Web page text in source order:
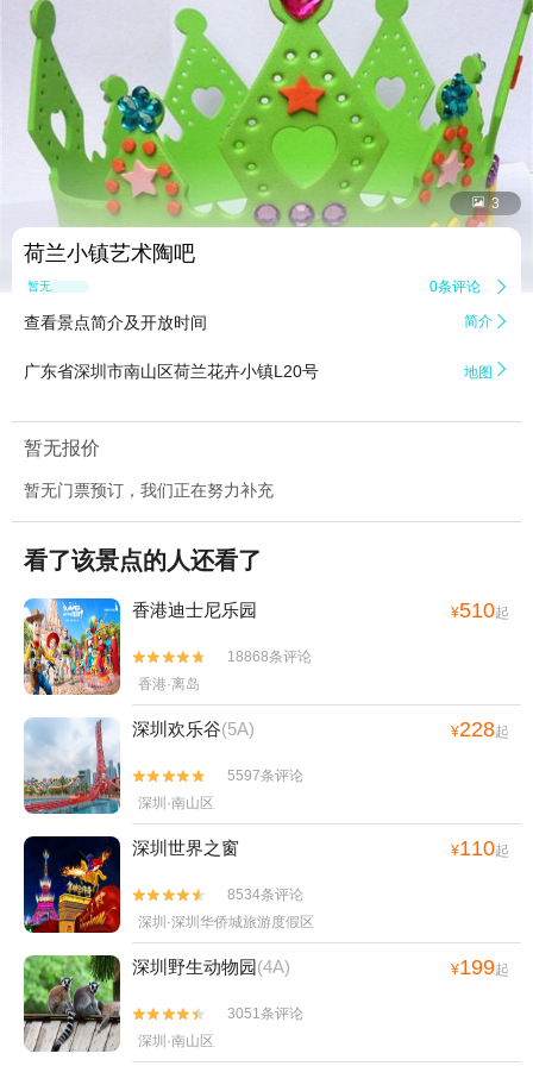
 3
荷兰小镇艺术陶吧
暂无点评 0条评论 
查看景点简介及开放时间 简介 
广东省深圳市南山区荷兰花卉小镇L20号 地图 
暂无报价
暂无门票预订，我们正在努力补充
看了该景点的人还看了
香港迪士尼乐园 ¥510起


18868条评论
香港·离岛
深圳欢乐谷(5A) ¥228起


5597条评论
深圳·南山区
深圳世界之窗 ¥110起


8534条评论
深圳·深圳华侨城旅游度假区
深圳野生动物园(4A) ¥199起


3051条评论
深圳·南山区
